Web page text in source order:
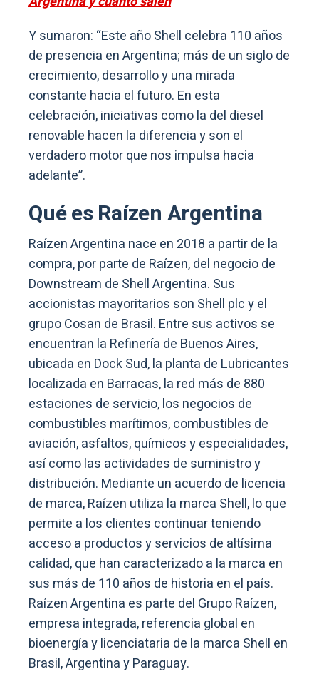
Y sumaron: “Este año Shell celebra 110 años
de presencia en Argentina; más de un siglo de
crecimiento, desarrollo y una mirada
constante hacia el futuro. En esta
celebración, iniciativas como la del diesel
renovable hacen la diferencia y son el
verdadero motor que nos impulsa hacia
adelante”.
Qué es Raízen Argentina
Raízen Argentina nace en 2018 a partir de la
compra, por parte de Raízen, del negocio de
Downstream de Shell Argentina. Sus
accionistas mayoritarios son Shell plc y el
grupo Cosan de Brasil. Entre sus activos se
encuentran la Refinería de Buenos Aires,
ubicada en Dock Sud, la planta de Lubricantes
localizada en Barracas, la red más de 880
estaciones de servicio, los negocios de
combustibles marítimos, combustibles de
aviación, asfaltos, químicos y especialidades,
así como las actividades de suministro y
distribución. Mediante un acuerdo de licencia
de marca, Raízen utiliza la marca Shell, lo que
permite a los clientes continuar teniendo
acceso a productos y servicios de altísima
calidad, que han caracterizado a la marca en
sus más de 110 años de historia en el país.
Raízen Argentina es parte del Grupo Raízen,
empresa integrada, referencia global en
bioenergía y licenciataria de la marca Shell en
Brasil, Argentina y Paraguay.